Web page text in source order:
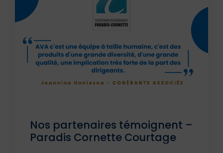
Nos partenaires témoignent –
Paradis Cornette Courtage